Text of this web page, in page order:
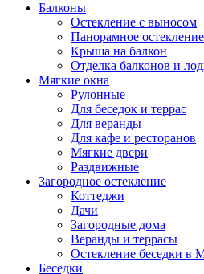
Балконы
Остекление с выносом
Панорамное остекление
Крыша на балкон
Отделка балконов и
Мягкие окна
Рулонные
Для беседок и террас
Для веранды
Для кафе и ресторанов
Мягкие двери
Раздвижные
Загородное остекление
Коттеджи
Дачи
Загородные дома
Веранды и террасы
Остекление беседки в
Беседки